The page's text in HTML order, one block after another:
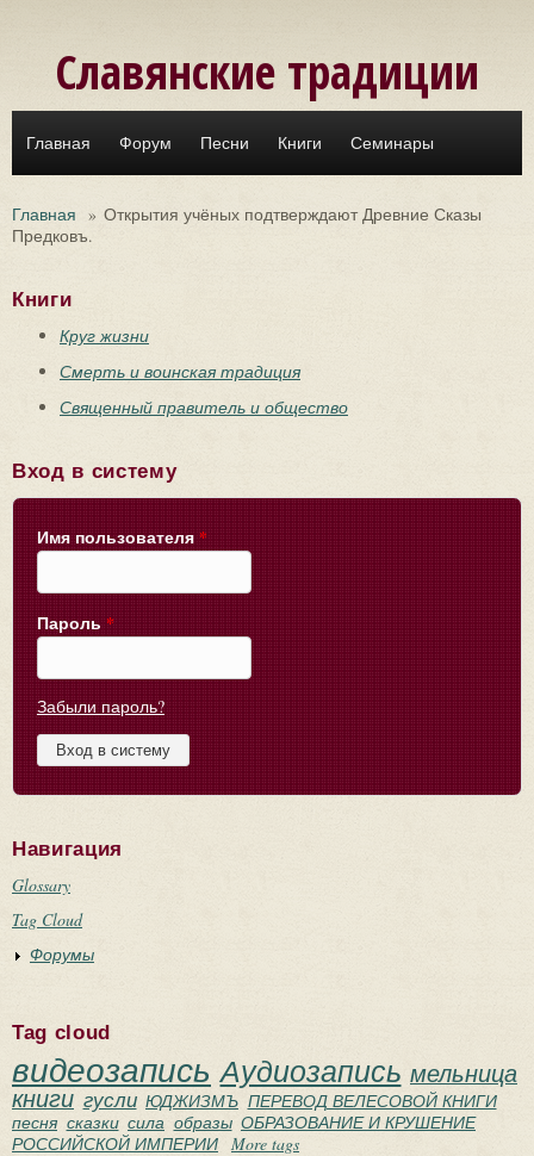
Славянские традиции
Главная Форум Песни Книги Семинары
Главная » Открытия учёных подтверждают Древние Сказы
Предковъ.
Книги
Круг жизни
Смерть и воинская традиция
Священный правитель и общество
Вход в систему
Имя пользователя *
Пароль *
Забыли пароль?
Навигация
Glossary
Tag Cloud
Форумы
Tag cloud
видеозапись Аудиозапись мельница
книги гусли ЮДЖИЗМЪ ПЕРЕВОД ВЕЛЕСОВОЙ КНИГИ
песня сказки сила образы ОБРАЗОВАНИЕ И КРУШЕНИЕ
РОССИЙСКОЙ ИМПЕРИИ
More tags